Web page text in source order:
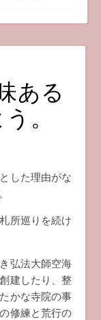
ある
。
所巡りを続け
弘法大師空海
建したり、整
かな寺院の事
修練と荒行の